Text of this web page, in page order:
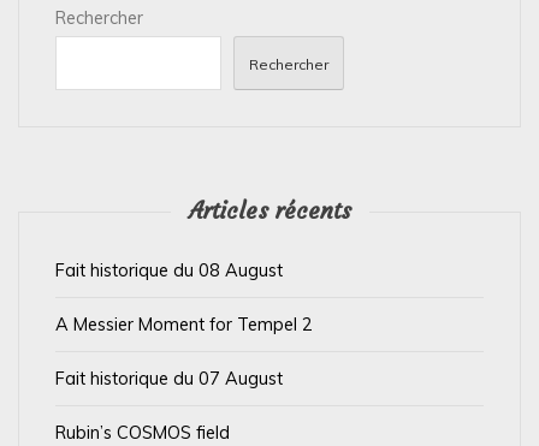
Rechercher
Rechercher
Articles récents
Fait historique du 08 August
A Messier Moment for Tempel 2
Fait historique du 07 August
Rubin’s COSMOS field